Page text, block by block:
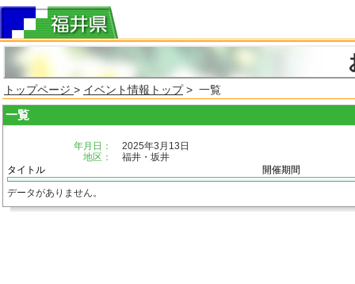
トップページ > イベント情報トップ> 一覧
一覧
年月日：
2025年3月13日
地区：
福井・坂井
タイトル
開催期間
データがありません。